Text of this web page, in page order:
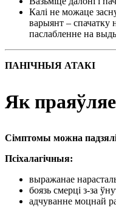
Калі не можаце
варыянт – спачатку
паслабленне на
ПАНІЧНЫЯ АТАКІ
Як
Сімптомы можна
Псіхалагічныя:
выражанае
боязь смерці з-за
адчуванне моцнай